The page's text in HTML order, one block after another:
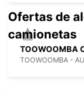
TOOWOOMBA
TOOWOOMBA -
Ofertas de
camionetas